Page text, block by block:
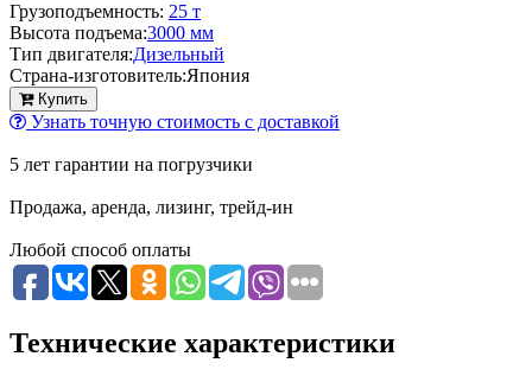
Грузоподъемность: 25 т
Высота подъема:3000 мм
Тип двигателя:Дизельный
Страна-изготовитель:Япония
Купить
Узнать точную стоимость с доставкой
5 лет гарантии на погрузчики
Продажа, аренда, лизинг, трейд-ин
Любой способ оплаты
Технические характеристики